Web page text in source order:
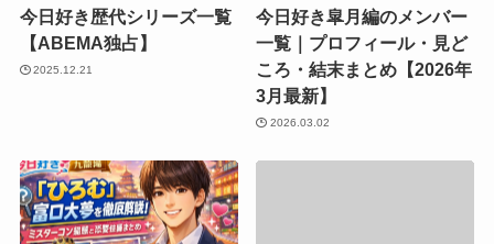
今日好き歴代シリーズ一覧
【ABEMA独占】
2025.12.21
今日好き皐月編のメンバー
一覧｜プロフィール・見ど
ころ・結末まとめ【2026年
3月最新】
2026.03.02